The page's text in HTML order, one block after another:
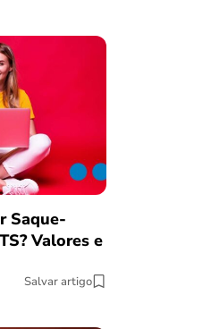
Achei muito rápido,
burocracia
Comentário retirado da nossa
08/03/2023
Saque-
Valores e
Salvar artigo